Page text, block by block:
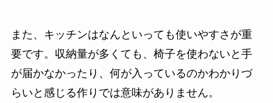
また、キッチンはなんといっても使いやすさが重
要です。収納量が多くても、椅子を使わないと手
が届かなかったり、何が入っているのかわかりづ
らいと感じる作りでは意味がありません。